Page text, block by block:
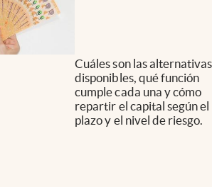
Cuáles son las alternativas
disponibles, qué función
cumple cada una y cómo
repartir el capital según el
plazo y el nivel de riesgo.